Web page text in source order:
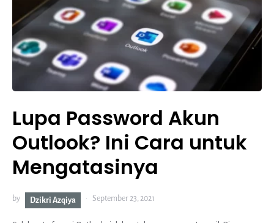
Lupa Password Akun
Outlook? Ini Cara untuk
Mengatasinya
by Dzikri Azqiya September 23, 2021